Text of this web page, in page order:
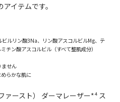
イテムです。
ルリン酸3Na、リン酸アスコルビルMg、テ
チン酸アスコルビル（すべて整肌成分）
ません
らかな肌に
ァースト） ダーマレーザー*⁴ ス